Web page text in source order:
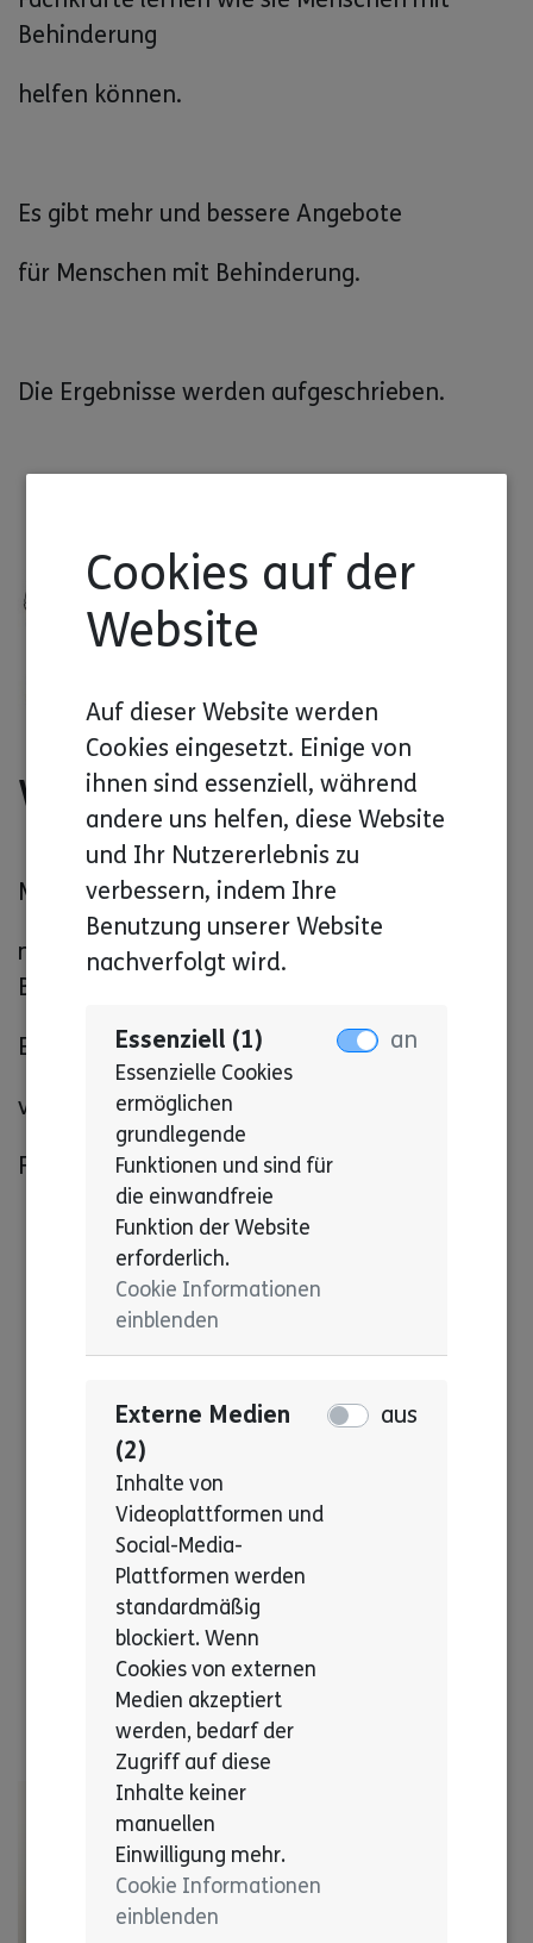
Behinderung
helfen können.
Es gibt mehr und bessere Angebote
für Menschen mit Behinderung.
Die Ergebnisse werden aufgeschrieben.
Wem hilft das Projekt?
Menschen
mit einer sogenannten geistigen
Behinderung.
Eltern und Familien
von Menschen mit Behinderung.
Fachkräften aus den Einrichtungen.
Cookies auf der
Website
Auf dieser Website werden
Cookies eingesetzt. Einige von
ihnen sind essenziell, während
andere uns helfen, diese Website
und Ihr Nutzererlebnis zu
verbessern, indem Ihre
Benutzung unserer Website
nachverfolgt wird.
Essenziell (1)
Essenzielle Cookies
ermöglichen
grundlegende
Funktionen und sind für
die einwandfreie
Funktion der Website
erforderlich.
Cookie Informationen
einblenden
an
Externe Medien
(2)
Inhalte von
Videoplattformen und
Social-Media-
Plattformen werden
standardmäßig
blockiert. Wenn
Cookies von externen
Medien akzeptiert
werden, bedarf der
Zugriff auf diese
Inhalte keiner
manuellen
Einwilligung mehr.
Cookie Informationen
einblenden
aus